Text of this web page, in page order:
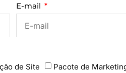
E-mail
de Site Pacote de